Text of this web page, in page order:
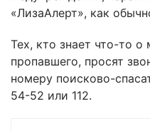
«ЛизаАлерт», как
Тех, кто знает что-то
пропавшего, просят
номеру поисково-
54-52 или 112.